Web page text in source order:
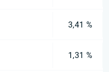
3,41 %
1,31 %